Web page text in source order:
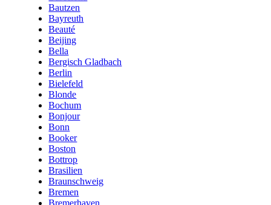
Bautzen
Bayreuth
Beauté
Beijing
Bella
Bergisch Gladbach
Berlin
Bielefeld
Blonde
Bochum
Bonjour
Bonn
Booker
Boston
Bottrop
Brasilien
Braunschweig
Bremen
Bremerhaven